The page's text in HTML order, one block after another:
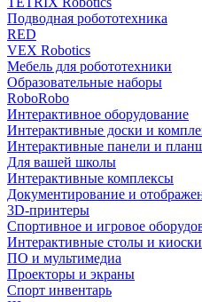
Подводная робототехника
RED
VEX Robotics
Мебель для робототехники
Образовательные наборы
RoboRobo
Интерактивное оборудование
Интерактивные доски и
Интерактивные панели и
Для вашей школы
Интерактивные комплексы
Документирование и
3D-принтеры
Спортивное и игровое
Интерактивные столы и киоски
ПО и мультимедиа
Проекторы и экраны
Спорт инвентарь